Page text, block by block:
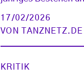
17/02/2026
VON
KRITIK